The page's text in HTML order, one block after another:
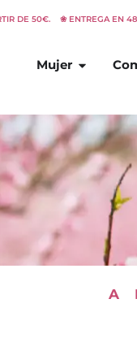
DE 50€. ❀ ENTREGA EN
Mujer Abrir
A